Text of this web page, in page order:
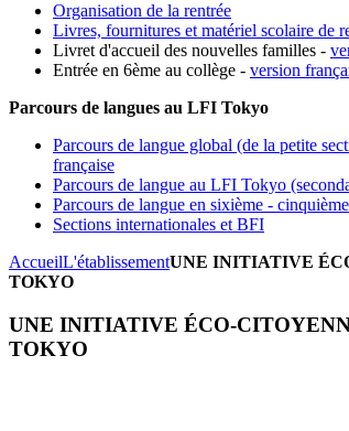
Organisation de la rentrée
Livres, fournitures et matériel scolaire de
Livret d'accueil des nouvelles familles -
Entrée en 6ème au collège - version
Parcours de langues au LFI Tokyo
Parcours de langue global (de la petite
française
Parcours de langue au LFI Tokyo
Parcours de langue en sixième - cinquième
Sections internationales et BFI
AccueilL'établissementUNE INITIATIVE
TOKYO
UNE INITIATIVE ÉCO-
TOKYO